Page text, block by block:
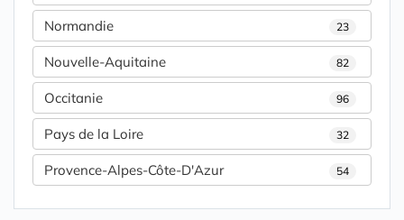
Normandie 23
Nouvelle-Aquitaine 82
Occitanie 96
Pays de la Loire 32
Provence-Alpes-Côte-D'Azur 54